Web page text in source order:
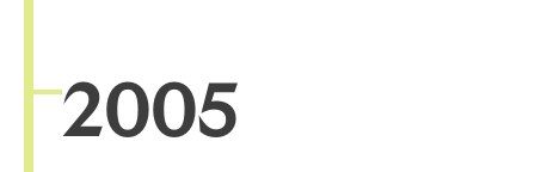
2005